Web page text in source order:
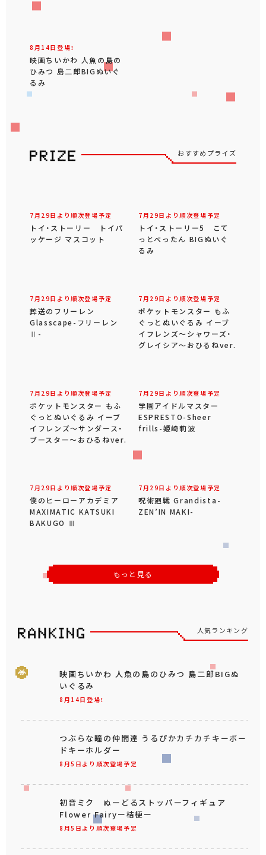
8月14日登場！
映画ちいかわ 人魚の島の
ひみつ 島二郎BIGぬいぐ
るみ
おすすめプライズ
7月29日より順次登場予定
トイ・ストーリー トイパ
ッケージ マスコット
7月29日より順次登場予定
トイ・ストーリー5 こて
っとぺったん BIGぬいぐ
るみ
7月29日より順次登場予定
葬送のフリーレン
Glasscape-フリーレン
Ⅱ-
7月29日より順次登場予定
ポケットモンスター もふ
ぐっとぬいぐるみ イーブ
イフレンズ～シャワーズ・
グレイシア～おひるねver.
7月29日より順次登場予定
ポケットモンスター もふ
ぐっとぬいぐるみ イーブ
イフレンズ～サンダース・
ブースター～おひるねver.
7月29日より順次登場予定
学園アイドルマスター
ESPRESTO-Sheer
frills-姫崎莉波
7月29日より順次登場予定
僕のヒーローアカデミア
MAXIMATIC KATSUKI
BAKUGO Ⅲ
7月29日より順次登場予定
呪術廻戦 Grandista-
ZEN’IN MAKI-
もっと見る
人気ランキング
8月14日登場！
映画ちいかわ 人魚の島のひみつ 島二郎BIGぬ
いぐるみ
8月5日より順次登場予定
つぶらな瞳の仲間達 うるぴかカチカチキーボー
ドキーホルダー
8月5日より順次登場予定
初音ミク ぬーどるストッパーフィギュア
Flower Fairyー桔梗ー